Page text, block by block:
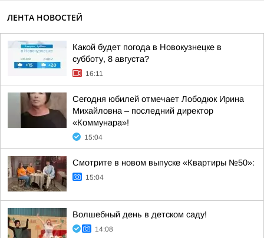
ЛЕНТА НОВОСТЕЙ
Какой будет погода в Новокузнецке в
субботу, 8 августа?
16:11
Сегодня юбилей отмечает Лободюк Ирина
Михайловна – последний директор
«Коммунара»!
15:04
Смотрите в новом выпуске «Квартиры №50»:
15:04
Волшебный день в детском саду!
14:08